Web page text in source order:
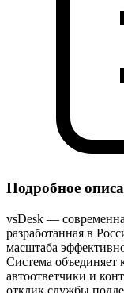
Подробное
vsDesk —
разработанная в
масштаба
Система объединяет
автоответчики и